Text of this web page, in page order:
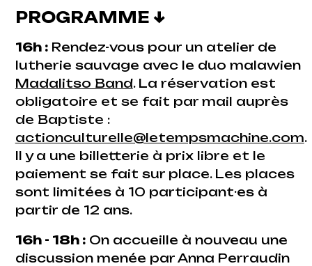
PROGRAMME ↓
16h :Rendez-vous pour un atelier de
lutherie sauvage avec le duo malawien
Madalitso Band. La réservation est
obligatoire et se fait par mail auprès
de Baptiste :
actionculturelle@letempsmachine.com.
Il y a une billetterie à prix libre et le
paiement se fait sur place. Les places
sont limitées à 10 participant·es à
partir de 12 ans.
16h - 18h :On accueille à nouveau une
discussion menée par Anna Perraudin